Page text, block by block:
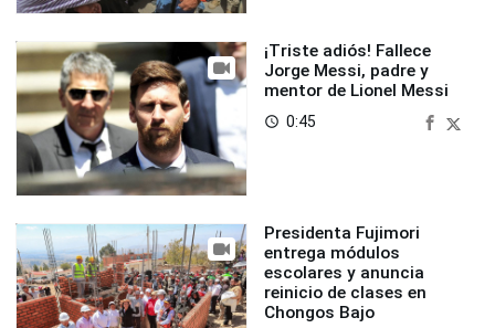
¡Triste adiós! Fallece
Jorge Messi, padre y
mentor de Lionel Messi
access_time 0:45
Presidenta Fujimori
entrega módulos
escolares y anuncia
reinicio de clases en
Chongos Bajo